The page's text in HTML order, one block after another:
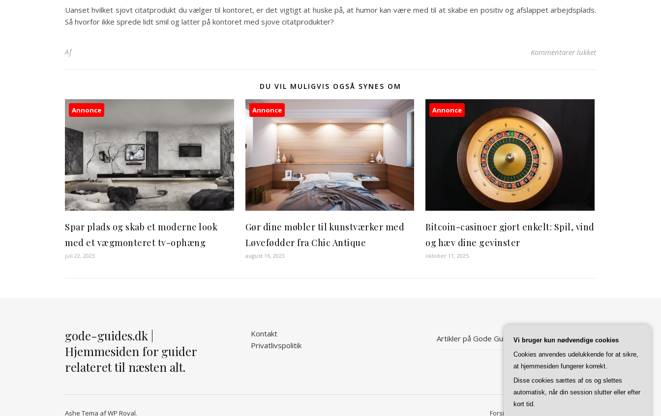
Uanset hvilket sjovt citatprodukt du vælger til kontoret, er det vigtigt at huske på, at humor kan være med til at skabe en positiv og afslappet arbejdsplads.
Så hvorfor ikke sprede lidt smil og latter på kontoret med sjove citatprodukter?
Af Kommentarer lukkettil Fra køkkenet til
DU VIL MULIGVIS OGSÅ SYNES OM
Annonce
Spar plads og skab et moderne look
med et vægmonteret tv-ophæng
juli 22, 2023
Annonce
Gør dine møbler til kunstværker med
Løvefødder fra Chic Antique
august 16, 2023
Annonce
Bitcoin-casinoer gjort enkelt: Spil, vind
og hæv dine gevinster
oktober 11, 2025
gode-guides.dk |
Hjemmesiden for guider
relateret til næsten alt.
Kontakt
Privatlivspolitik
Artikler på Gode Guides
Forside
Ashe Tema afWP Royal.
Vi bruger kun nødvendige cookies
Cookies anvendes udelukkende for at sikre,
at hjemmesiden fungerer korrekt.
Disse cookies sættes af os og slettes
automatisk, når din session slutter eller efter
kort tid.